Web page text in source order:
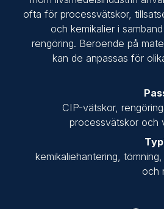
ofta för processvätskor,
och kemikalier i
rengöring. Beroende på
kan de anpassas för
CIP-vätskor,
processvätskor och
kemikaliehantering,
och